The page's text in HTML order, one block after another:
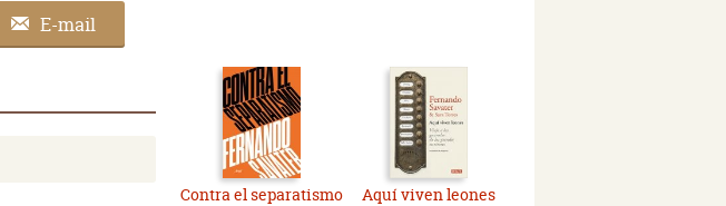
E-mail
Contra el separatismo Aquí viven leones